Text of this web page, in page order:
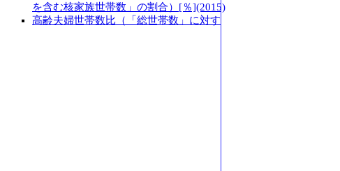
を含む核家族世帯数」の割合）[％](2015)
高齢夫婦世帯数比（「総世帯数」に対す